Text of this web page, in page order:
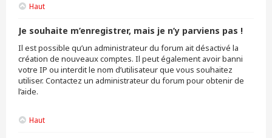
Haut
Je souhaite m’enregistrer, mais je n’y parviens pas !
Il est possible qu’un administrateur du forum ait désactivé la
création de nouveaux comptes. Il peut également avoir banni
votre IP ou interdit le nom d’utilisateur que vous souhaitez
utiliser. Contactez un administrateur du forum pour obtenir de
l’aide.
Haut